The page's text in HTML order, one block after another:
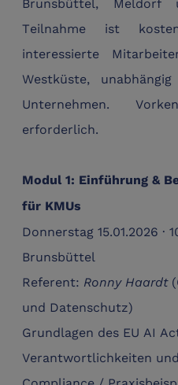
Teilnahme ist
interessierte
Westküste,
Unternehmen.
erforderlich.
Modul 1: Einführung &
für KMUs
Donnerstag 15.01.2026 ·
Brunsbüttel
Referent: Ronny Haardt
und Datenschutz)
Grundlagen des EU AI
Verantwortlichkeiten